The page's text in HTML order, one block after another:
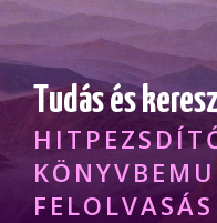
Tudás és
FELOLVASÁS